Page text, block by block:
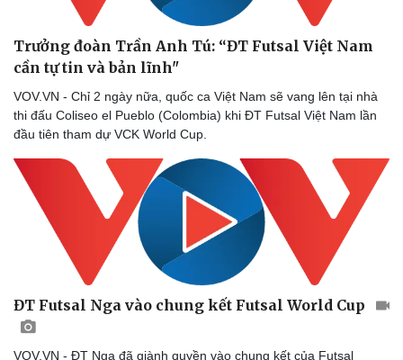
Cây thuốc
Sản phụ khoa
Nhi khoa
Nam khoa
Làm đẹp - giảm cân
Ăn sạch sống khỏe
Đời sống
Blog
Trưởng đoàn Trần Anh Tú: “ĐT Futsal Việt Nam
cần tự tin và bản lĩnh"
VOV.VN - Chỉ 2 ngày nữa, quốc ca Việt Nam sẽ vang lên tại nhà
thi đấu Coliseo el Pueblo (Colombia) khi ĐT Futsal Việt Nam lần
đầu tiên tham dự VCK World Cup.
ĐT Futsal Nga vào chung kết Futsal World Cup
VOV.VN - ĐT Nga đã giành quyền vào chung kết của Futsal